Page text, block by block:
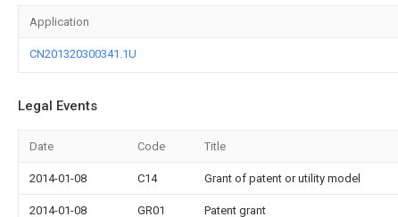
Application
CN201320300341.1U
Legal Events
Date Code Title
2014-01-08 C14 Grant of patent or utility model
2014-01-08 GR01 Patent grant